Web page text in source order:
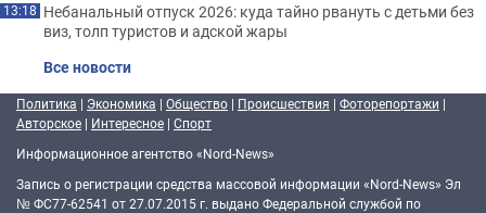
13:18 Небанальный отпуск 2026: куда тайно рвануть с детьми без
виз, толп туристов и адской жары
Все новости
Политика | Экономика | Общество | Происшествия | Фоторепортажи |
Авторское | Интересное | Спорт
Информационное агентство «Nord-News»
Запись о регистрации средства массовой информации «Nord-News» Эл
№ ФС77-62541 от 27.07.2015 г. выдано Федеральной службой по